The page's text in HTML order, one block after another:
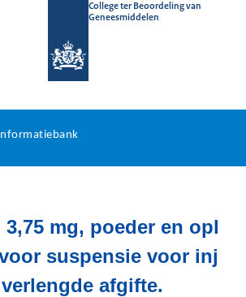
College ter Beoordeling van
Geneesmiddelen
mg, poeder en opl
suspensie voor inj
afgifte.